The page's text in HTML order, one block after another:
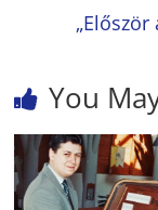
You